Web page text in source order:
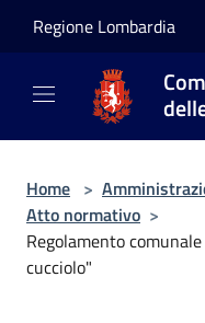
Regione Lombardia
Home >
Atto normativo >
Regolamento
cucciolo"